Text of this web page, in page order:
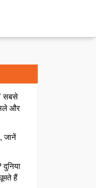
सबसे
और
जानें
हैं